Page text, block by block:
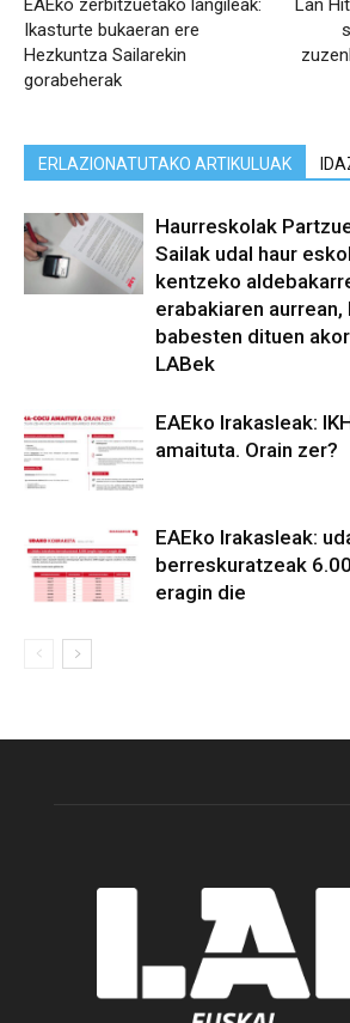
Ikasturte bukaeran ere
Hezkuntza Sailarekin
gorabeherak
ERLAZIONATUTAKO ARTIKULUAK
Haurreskolak
Sailak udal haur
kentzeko
erabakiaren
babesten dituen
LABek
EAEko Irakasleak:
amaituta. Orain zer?
EAEko Irakasleak:
berreskuratzeak
eragin die